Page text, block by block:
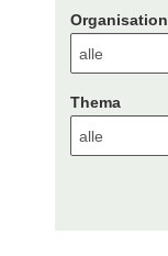
Organisation
Thema